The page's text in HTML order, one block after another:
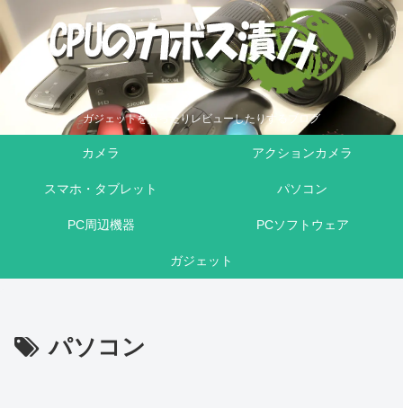
ガジェットを買ったりレビューしたりするブログ
カメラ アクションカメラ
スマホ・タブレット パソコン
PC周辺機器 PCソフトウェア
ガジェット
パソコン